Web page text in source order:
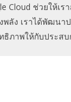
Cloud ช่วยให้เ
พลัง เราได้พัฒนา
ธิภาพให้กับประส